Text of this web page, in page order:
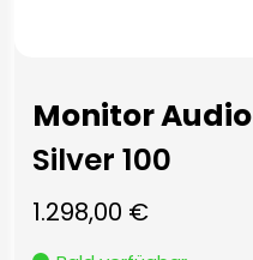
Monitor Audio
Silver 100
1.298,00 €